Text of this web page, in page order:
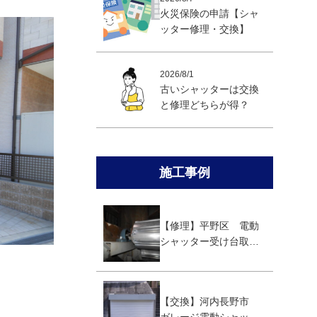
火災保険の申請【シャ
ッター修理・交換】
2026/8/1
古いシャッターは交換
と修理どちらが得？
施工事例
【修理】平野区 電動
シャッター受け台取替
【交換】河内長野市